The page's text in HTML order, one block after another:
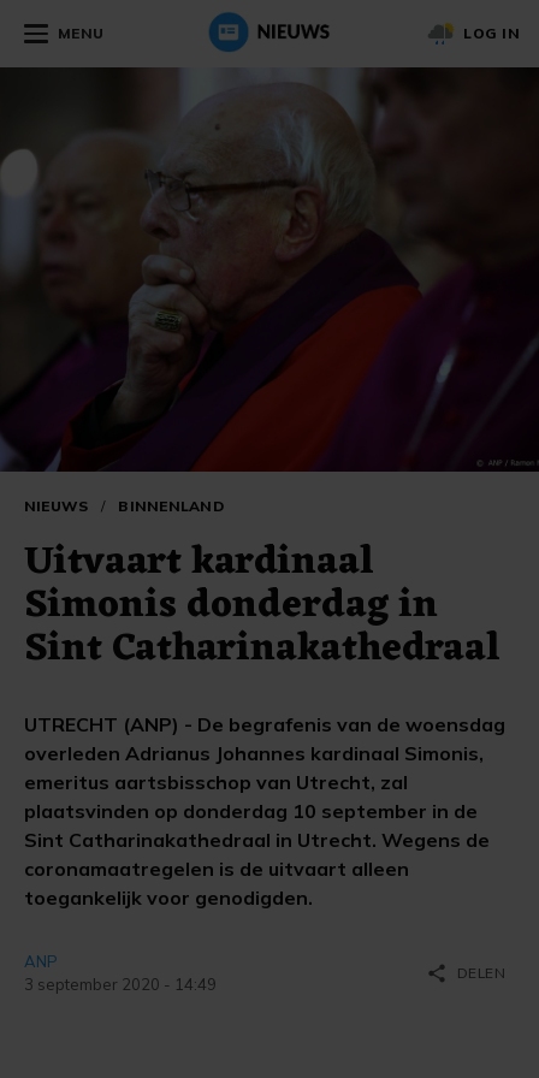
MENU LOG IN
NIEUWS / BINNENLAND
Uitvaart kardinaal
Simonis donderdag in
Sint Catharinakathedraal
UTRECHT (ANP) - De begrafenis van de woensdag
overleden Adrianus Johannes kardinaal Simonis,
emeritus aartsbisschop van Utrecht, zal
plaatsvinden op donderdag 10 september in de
Sint Catharinakathedraal in Utrecht. Wegens de
coronamaatregelen is de uitvaart alleen
toegankelijk voor genodigden.
ANP
3 september 2020 - 14:49
share DELEN